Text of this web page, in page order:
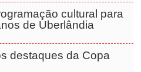
cultural para
de Uberlândia
destaques da Copa